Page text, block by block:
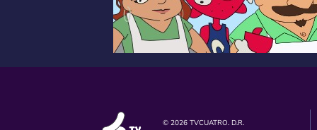
© 2026 TVCUATRO. D.R.